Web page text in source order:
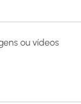
ou vídeos